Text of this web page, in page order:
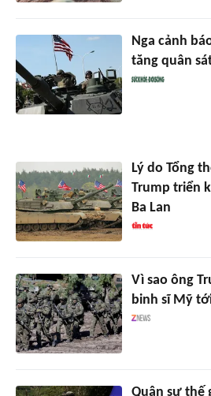
Nga cảnh
tăng quân
Lý do Tổng
Trump triển
Ba Lan
Vì sao ông
binh sĩ Mỹ
Quân sự thế